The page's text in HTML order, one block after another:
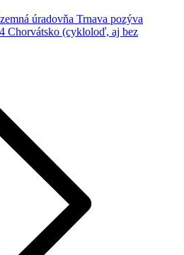
úradovňa Trnava pozýva
Chorvátsko (cykloloď, aj bez